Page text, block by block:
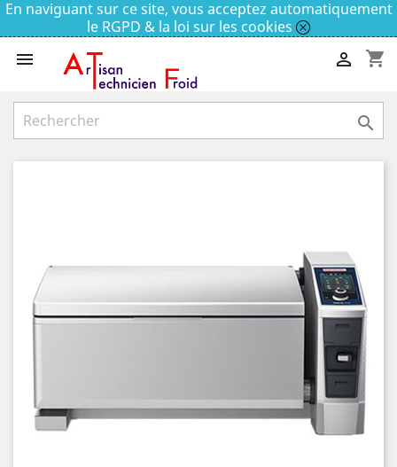
En naviguant sur ce site, vous acceptez automatiquement
le RGPD & la loi sur les cookies
 shopping_cart

